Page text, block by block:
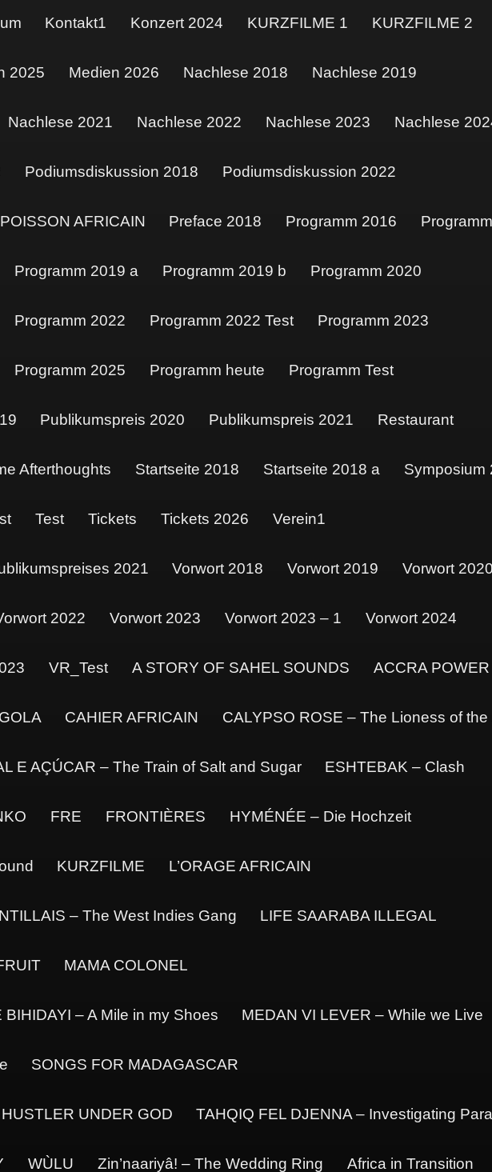
Kontakt1 Konzert 2024 KURZFILME 1 KURZFILME 2
2025 Medien 2026 Nachlese 2018 Nachlese 2019
Nachlese 2021 Nachlese 2022 Nachlese 2023 Nachlese
Podiumsdiskussion 2018 Podiumsdiskussion 2022
AFRICAIN Preface 2018 Programm 2016
Programm 2019 a Programm 2019 b Programm 2020
Programm 2022 Programm 2022 Test Programm 2023
Programm 2025 Programm heute Programm Test
Publikumspreis 2020 Publikumspreis 2021 Restaurant
Afterthoughts Startseite 2018 Startseite 2018 a Symposium
Test Tickets Tickets 2026 Verein1
2021 Vorwort 2018 Vorwort 2019 Vorwort 2020
2022 Vorwort 2023 Vorwort 2023 – 1 Vorwort 2024
VR_Test A STORY OF SAHEL SOUNDS ACCRA POWER
CAHIER AFRICAIN CALYPSO ROSE – The Lioness of the
E AÇÚCAR – The Train of Salt and Sugar ESHTEBAK – Clash
FRE FRONTIÈRES HYMÉNÉE – Die Hochzeit
KURZFILME L’ORAGE AFRICAIN
– The West Indies Gang LIFE SAARABA ILLEGAL
MAMA COLONEL
BIHIDAYI – A Mile in my Shoes MEDAN VI LEVER – While we Live
SONGS FOR MADAGASCAR
UNDER GOD TAHQIQ FEL DJENNA – Investigating
WÙLU Zin’naariyâ! – The Wedding Ring Africa in Transition